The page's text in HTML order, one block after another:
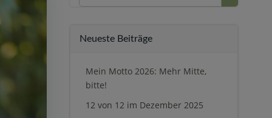
Neueste Beiträge
Mein Motto 2026: Mehr Mitte,
bitte!
12 von 12 im Dezember 2025